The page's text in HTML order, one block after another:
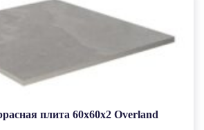
плита 60x60x2 Overland